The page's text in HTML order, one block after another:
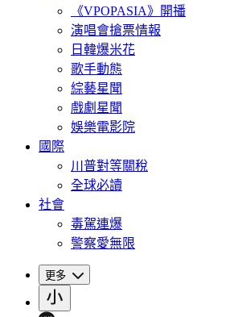
《VPOPASIA》開播
演唱會搶票情報
日韓爆米花
歌手動態
綜藝星聞
戲劇星聞
娛樂電影院
國際
川普對等關稅
全球必讀
社會
毒駕連爆
警察愛無限
更多